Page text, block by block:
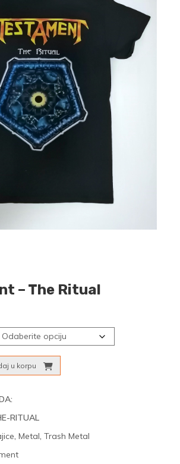
– The Ritual
u korpu
RITUAL
, Metal, Trash Metal